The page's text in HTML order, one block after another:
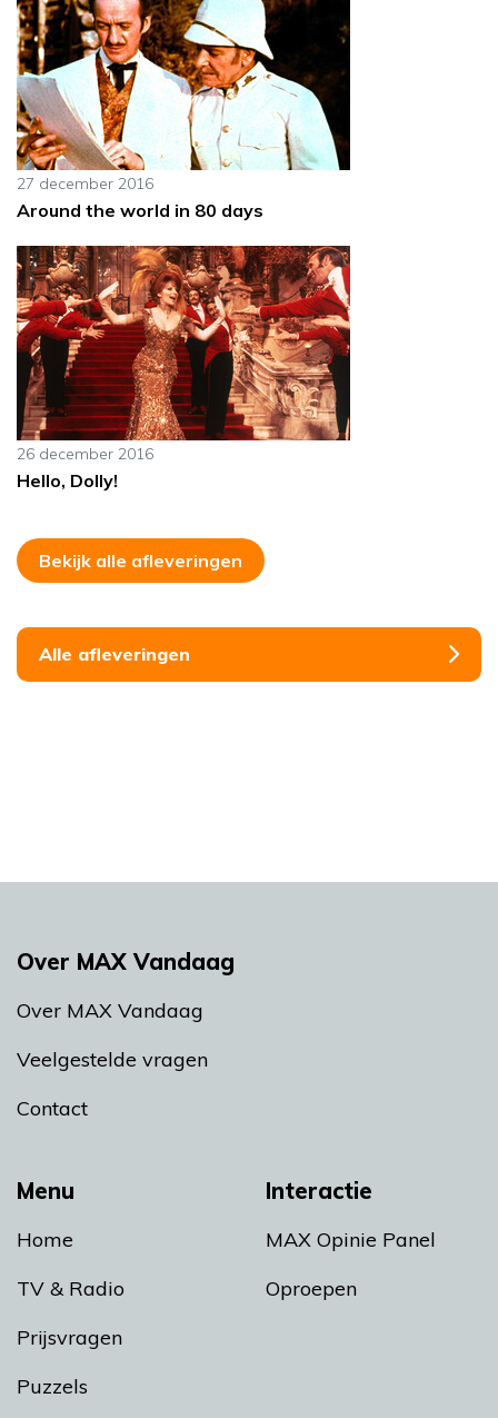
27 december 2016
Around the world in 80 days
26 december 2016
Hello, Dolly!
Bekijk alle afleveringen
Alle afleveringen
Menu
Home
TV & Radio
Prijsvragen
Puzzels
Interactie
MAX Opinie Panel
Oproepen
Over MAX Vandaag
Over MAX Vandaag
Veelgestelde vragen
Contact